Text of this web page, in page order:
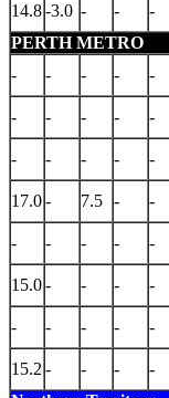
14.8-3.0 - - -
PERTH METRO
-
- - - -
- - - - -
- - - - -
17.0- 7.5 - -
- - - - -
15.0- - - -
- - - - -
15.2 - - - -